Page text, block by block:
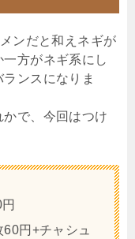
ンだと和えネギが
方がネギ系にし
ンスになりま
で、今回はつけ
円+チャシュ